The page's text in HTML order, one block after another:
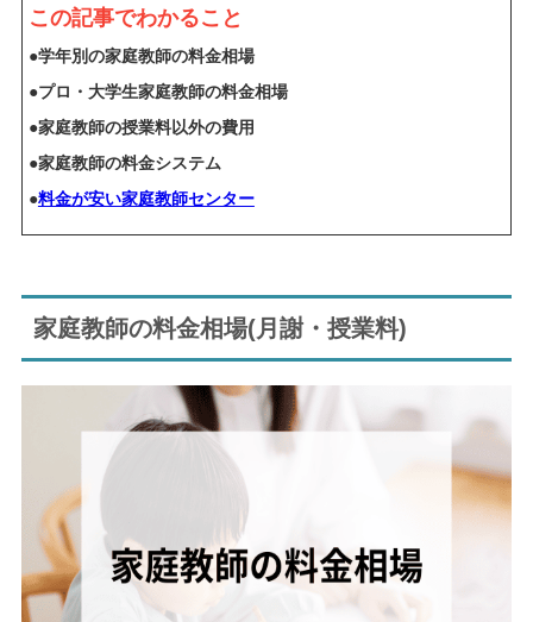
この記事でわかること
●学年別の家庭教師の料金相場
●プロ・大学生家庭教師の料金相場
●家庭教師の授業料以外の費用
●家庭教師の料金システム
●料金が安い家庭教師センター
家庭教師の料金相場(月謝・授業料)